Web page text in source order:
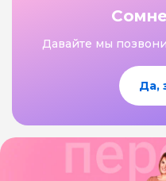
Давайте мы
Да,